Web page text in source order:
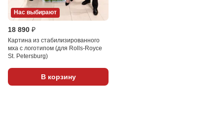
Нас выбирают
18 890 ₽
Картина из стабилизированного
мха с логотипом (для Rolls-Royce
St. Petersburg)
В корзину